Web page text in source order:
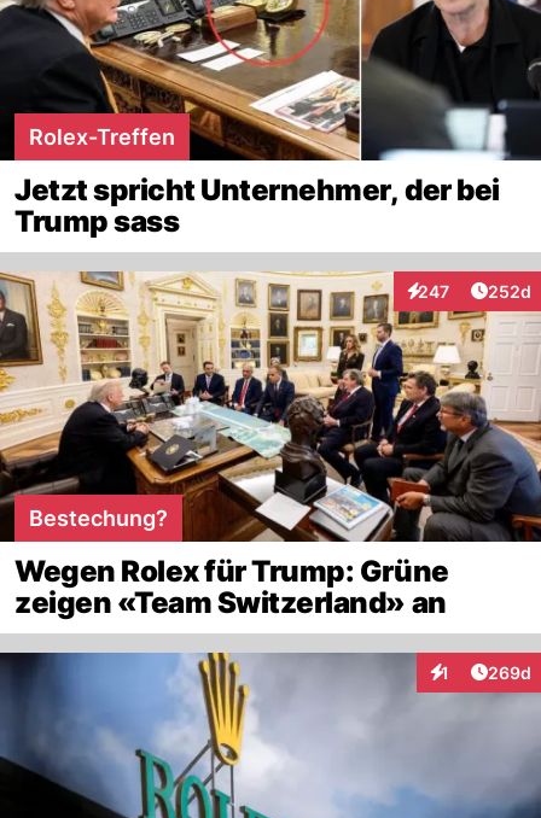
Rolex-Treffen
Jetzt spricht Unternehmer, der bei
Trump sass
247
Interaktionen252d
Bestechung?
Wegen Rolex für Trump: Grüne
zeigen «Team Switzerland» an
1
Interaktionen
269d